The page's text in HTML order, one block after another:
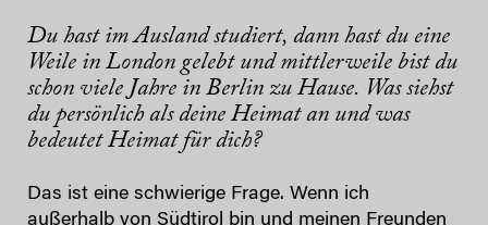
Du hast im Ausland studiert, dann hast du eine
Weile in London gelebt und mittlerweile bist du
schon viele Jahre in Berlin zu Hause. Was siehst
du persönlich als deine Heimat an und was
bedeutet Heimat für dich?
Das ist eine schwierige Frage. Wenn ich
außerhalb von Südtirol bin und meinen Freunden